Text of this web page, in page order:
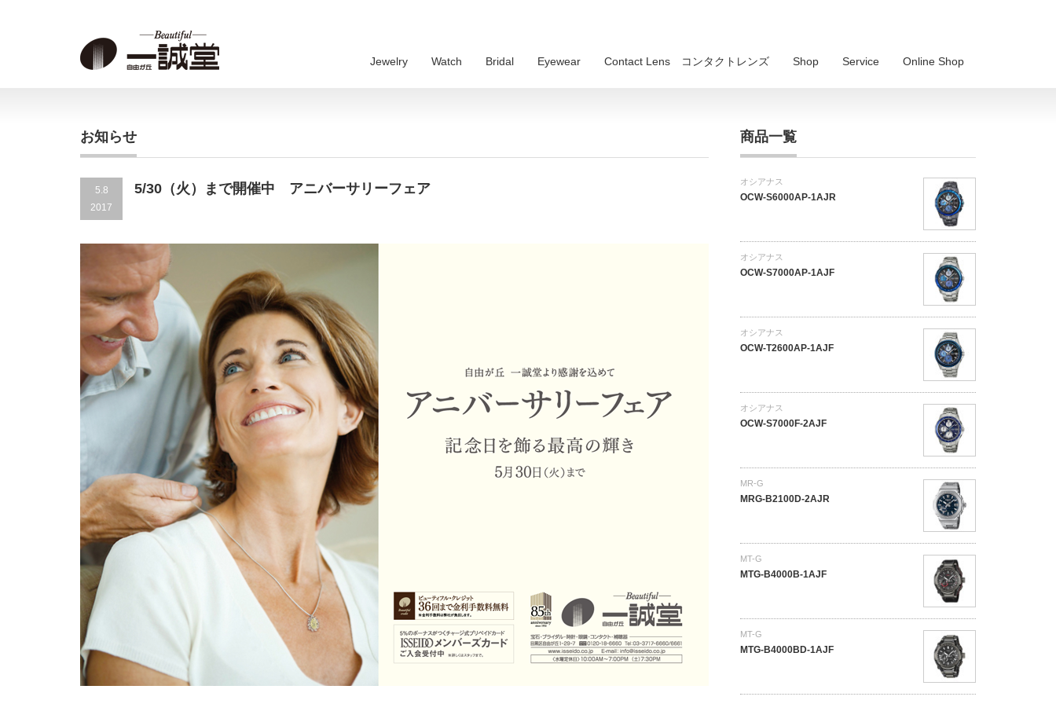
Jewelry Watch Bridal Eyewear Contact Lens コンタクトレンズ Shop Service Online Shop
お知らせ
5.8
2017
5/30（火）まで開催中 アニバーサリーフェア
商品一覧
オシアナス
OCW-S6000AP-1AJR
オシアナス
OCW-S7000AP-1AJF
オシアナス
OCW-T2600AP-1AJF
オシアナス
OCW-S7000F-2AJF
MR-G
MRG-B2100D-2AJR
MT-G
MTG-B4000B-1AJF
MT-G
MTG-B4000BD-1AJF